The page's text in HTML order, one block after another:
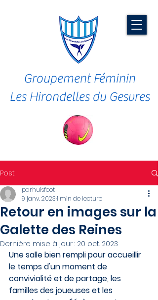
Groupement Féminin
Les Hirondelles du Gesvres
Post
Retour en images sur la
Galette des Reines
parhuisfoot
9 janv. 20231 min de lecture
Dernière mise à jour : 20 oct. 2023
Une salle bien rempli pour accueillir
le temps d'un moment de
convivialité et de partage, les
familles des joueuses et les